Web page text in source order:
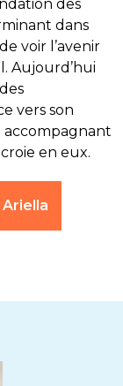
des
dans
voir l’avenir
Aujourd’hui
vers son
accompagnant
en eux.